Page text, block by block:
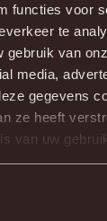
functies voor
te
gebruik van
media,
gegevens
ze heeft
van uw